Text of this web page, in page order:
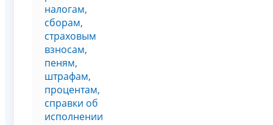
налогам,
сборам,
страховым
взносам,
пеням,
штрафам,
процентам,
справки об
исполнении